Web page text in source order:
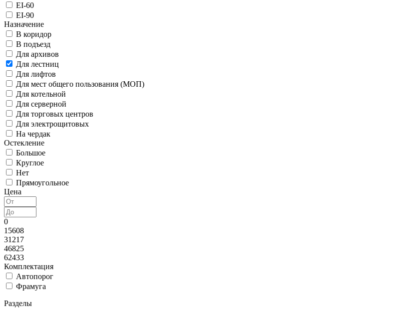
EI-60
EI-90
Назначение
В коридор
В подъезд
Для архивов
Для лестниц
Для лифтов
Для мест общего пользования (МОП)
Для котельной
Для серверной
Для торговых центров
Для электрощитовых
На чердак
Остекление
Большое
Круглое
Нет
Прямоугольное
Цена
0
15608
31217
46825
62433
Комплектация
Автопорог
Фрамуга
Разделы